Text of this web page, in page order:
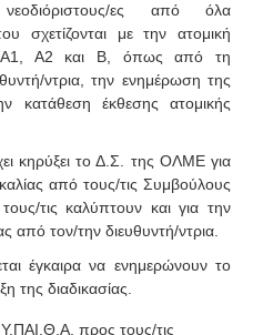
ες από όλα
σχετίζονται με την ατομική
Α1, Α2 και Β, όπως από τη
ντρια, την ενημέρωση της
κατάθεση έκθεσης ατομικής
κηρύξει το Δ.Σ. της ΟΛΜΕ για
από τους/τις Συμβούλους
τις καλύπτουν και για την
από τον/την διευθυντή/ντρια.
έγκαιρα να ενημερώνουν το
της διαδικασίας.
προς τους/τις